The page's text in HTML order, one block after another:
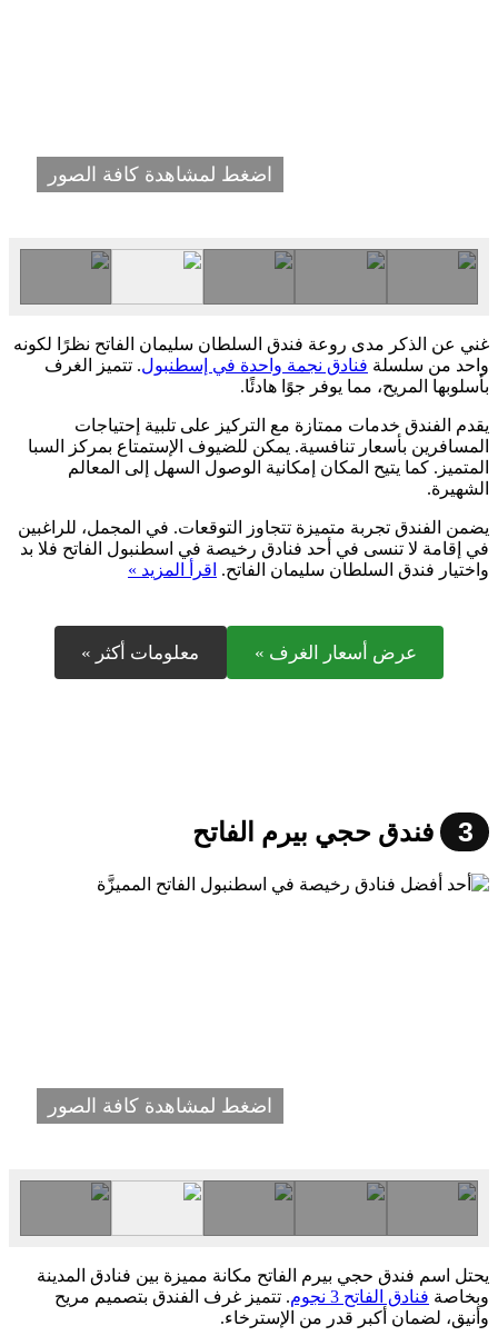
اضغط لمشاهدة كافة الصور
غني عن الذكر مدى روعة فندق السلطان سليمان الفاتح نظرًا لكونه
واحد من سلسلة فنادق نجمة واحدة في إسطنبول. تتميز الغرف
بأسلوبها المريح، مما يوفر جوًا هادئًا.
يقدم الفندق خدمات ممتازة مع التركيز على تلبية إحتياجات
المسافرين بأسعار تنافسية. يمكن للضيوف الإستمتاع بمركز السبا
المتميز. كما يتيح المكان إمكانية الوصول السهل إلى المعالم
الشهيرة.
يضمن الفندق تجربة متميزة تتجاوز التوقعات. في المجمل، للراغبين
في إقامة لا تنسى في أحد فنادق رخيصة في اسطنبول الفاتح فلا بد
واختيار فندق السلطان سليمان الفاتح. اقرأ المزيد »
عرض أسعار الغرف » معلومات أكثر »
3 فندق حجي بيرم الفاتح
اضغط لمشاهدة كافة الصور
يحتل اسم فندق حجي بيرم الفاتح مكانة مميزة بين فنادق المدينة
وبخاصة فنادق الفاتح 3 نجوم
. تتميز غرف الفندق بتصميم مريح
وأنيق، لضمان أكبر قدر من الإسترخاء.